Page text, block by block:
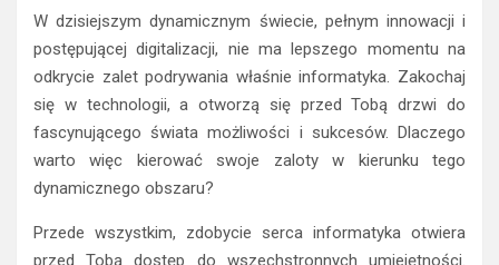
W dzisiejszym dynamicznym świecie, pełnym innowacji i
postępującej digitalizacji, nie ma lepszego momentu na
odkrycie zalet podrywania właśnie informatyka. Zakochaj
się w technologii, a otworzą się przed Tobą drzwi do
fascynującego świata możliwości i sukcesów. Dlaczego
warto więc kierować swoje zaloty w kierunku tego
dynamicznego obszaru?
Przede wszystkim, zdobycie serca informatyka otwiera